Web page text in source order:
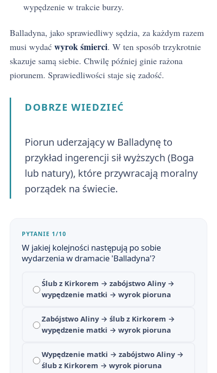
wypędzenie w trakcie burzy.
Balladyna, jako sprawiedliwy sędzia, za każdym razem
musi wydać wyrok śmierci. W ten sposób trzykrotnie
skazuje samą siebie. Chwilę później ginie rażona
piorunem. Sprawiedliwości staje się zadość.
DOBRZE WIEDZIEĆ
Piorun uderzający w Balladynę to
przykład ingerencji sił wyższych (Boga
lub natury), które przywracają moralny
porządek na świecie.
PYTANIE 1/10
W jakiej kolejności następują po sobie
wydarzenia w dramacie 'Balladyna'?
Ślub z Kirkorem → zabójstwo Aliny →
wypędzenie matki → wyrok pioruna
Zabójstwo Aliny → ślub z Kirkorem →
wypędzenie matki → wyrok pioruna
Wypędzenie matki → zabójstwo Aliny →
ślub z Kirkorem → wyrok pioruna
Balladyna - streszczenie krótkie i szczegółowe
Balladyna - plan wydarzeń